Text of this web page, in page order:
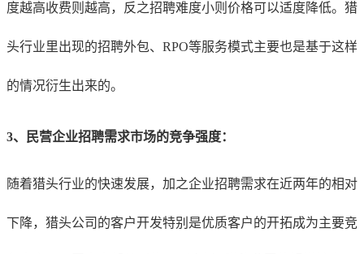
度越高收费则越高，反之招聘难度小则价格可以适度降低。猎
头行业里出现的招聘外包、RPO等服务模式主要也是基于这样
的情况衍生出来的。
3、民营企业招聘需求市场的竞争强度：
随着猎头行业的快速发展，加之企业招聘需求在近两年的相对
下降，猎头公司的客户开发特别是优质客户的开拓成为主要竞